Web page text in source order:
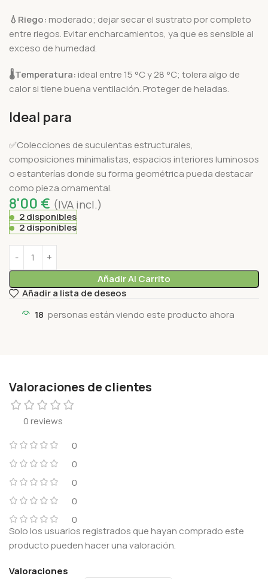
💧 Riego: moderado; dejar secar el sustrato por completo
entre riegos. Evitar encharcamientos, ya que es sensible al
exceso de humedad.
🌡️Temperatura: ideal entre 15 °C y 28 °C; tolera algo de
calor si tiene buena ventilación. Proteger de heladas.
Ideal para
✅Colecciones de suculentas estructurales,
composiciones minimalistas, espacios interiores luminosos
o estanterías donde su forma geométrica pueda destacar
como pieza ornamental.
8'00 € (IVA incl.)
2 disponibles
2 disponibles
Añadir Al Carrito
Añadir a lista de deseos
18 personas están viendo este producto ahora
Valoraciones de clientes
0 reviews
0
0
0
0
0
Valoraciones
Solo los usuarios registrados que hayan comprado este
producto pueden hacer una valoración.